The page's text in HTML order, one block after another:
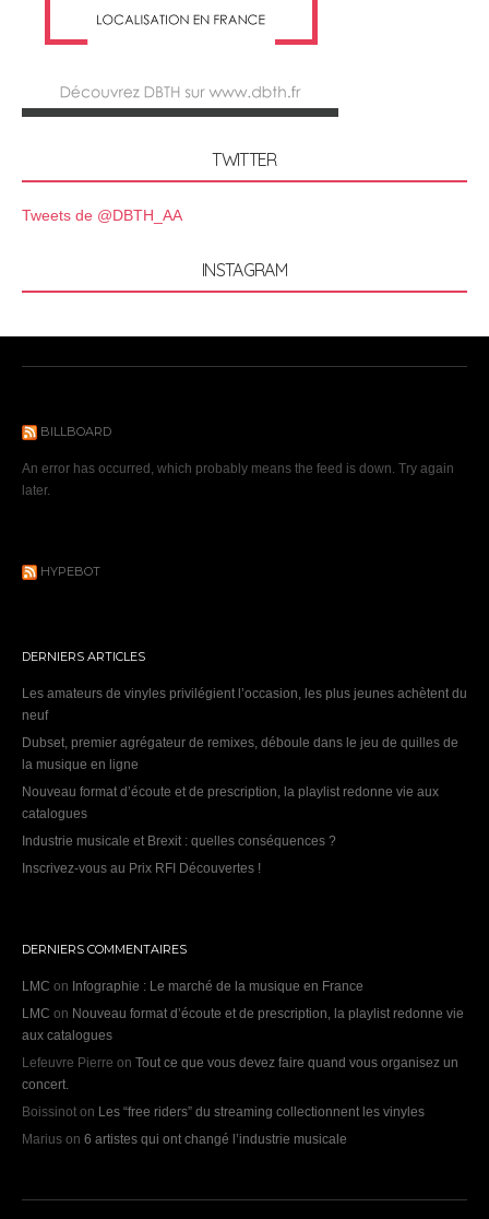
TWITTER
Tweets de @DBTH_AA
INSTAGRAM
BILLBOARD
An error has occurred, which probably means the feed is down. Try again
later.
HYPEBOT
DERNIERS ARTICLES
Les amateurs de vinyles privilégient l’occasion, les plus jeunes achètent du
neuf
Dubset, premier agrégateur de remixes, déboule dans le jeu de quilles de
la musique en ligne
Nouveau format d’écoute et de prescription, la playlist redonne vie aux
catalogues
Industrie musicale et Brexit : quelles conséquences ?
Inscrivez-vous au Prix RFI Découvertes !
DERNIERS COMMENTAIRES
LMC on Infographie : Le marché de la musique en France
LMC on Nouveau format d’écoute et de prescription, la playlist redonne vie
aux catalogues
Lefeuvre Pierre on Tout ce que vous devez faire quand vous organisez un
concert.
Boissinot on Les “free riders” du streaming collectionnent les vinyles
Marius on 6 artistes qui ont changé l’industrie musicale